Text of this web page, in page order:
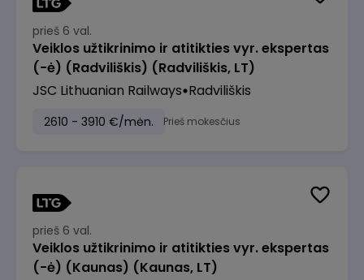
prieš 6 val.
Veiklos užtikrinimo ir atitikties vyr. ekspertas
(-ė) (Radviliškis) (Radviliškis, LT)
JSC Lithuanian Railways Radviliškis
2610 - 3910 €/mėn. Prieš mokesčius
prieš 6 val.
Veiklos užtikrinimo ir atitikties vyr. ekspertas
(-ė) (Kaunas) (Kaunas, LT)